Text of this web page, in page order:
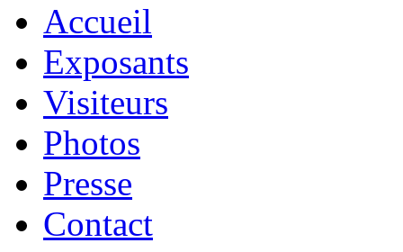
Accueil
Exposants
Visiteurs
Photos
Presse
Contact